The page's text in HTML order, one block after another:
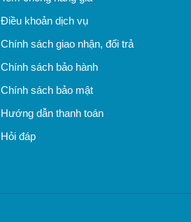
Điều khoản dịch vụ
Chính sách giao nhận, đổi trả
Chính sách bảo hành
Chính sách bảo mật
Hướng dẫn thanh toán
Hỏi đáp